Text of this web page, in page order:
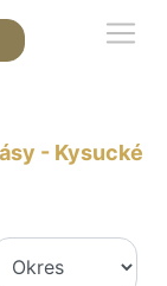
- Kysucké